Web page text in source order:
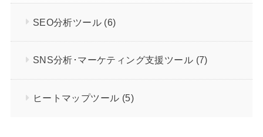
SEO分析ツール (6)
SNS分析･マーケティング支援ツール (7)
ヒートマップツール (5)